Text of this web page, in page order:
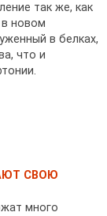
так же, как
новом
в белках,
что и
СВОЮ
много